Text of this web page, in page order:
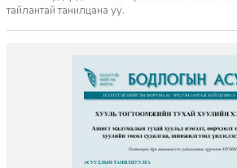
тайлантай танилцана уу.